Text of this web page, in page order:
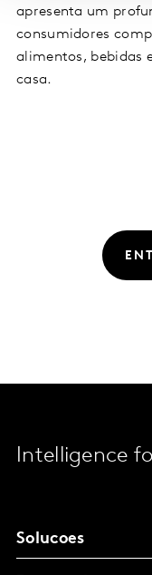
apresenta um
consumidores
alimentos, bebidas
casa.
Intelligence
Solucoes